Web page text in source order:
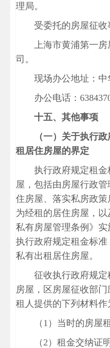
理局。
受委托的房屋征收
上海市黄浦第一
司。
现场办公地址：中
办公电话：
十五、其他事项
（一）关于执行
租居住房屋的界定
执行政府规定租
屋，包括由房屋行政
住房屋、落实私房政
为经租的居住房屋，以
私有房屋管理条例》实
执行政府规定租金标
私有出租居住房屋。
征收执行政府规
房屋，区房屋征收部
租人提供的下列材料作
（1）当时的房屋
（2）租金交纳证